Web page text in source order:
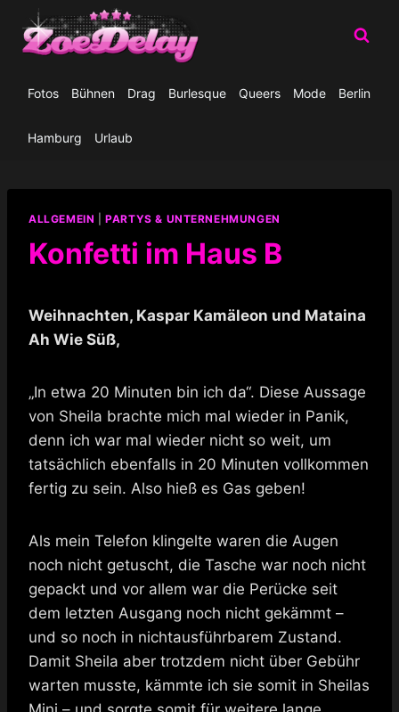
Inhalt
springen
Fotos Bühnen Drag Burlesque Queers Mode Berlin
Hamburg Urlaub
ALLGEMEIN |PARTYS & UNTERNEHMUNGEN
Konfetti im Haus B
Weihnachten, Kaspar Kamäleon und Mataina
Ah Wie Süß,
„In etwa 20 Minuten bin ich da“. Diese Aussage
von Sheila brachte mich mal wieder in Panik,
denn ich war mal wieder nicht so weit, um
tatsächlich ebenfalls in 20 Minuten vollkommen
fertig zu sein. Also hieß es Gas geben!
Als mein Telefon klingelte waren die Augen
noch nicht getuscht, die Tasche war noch nicht
gepackt und vor allem war die Perücke seit
dem letzten Ausgang noch nicht gekämmt –
und so noch in nichtausführbarem Zustand.
Damit Sheila aber trotzdem nicht über Gebühr
warten musste, kämmte ich sie somit in Sheilas